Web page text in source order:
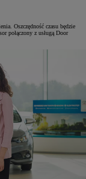
Oszczędność czasu będzie
połączony z usługą Door